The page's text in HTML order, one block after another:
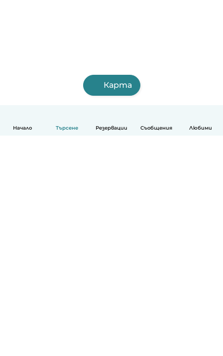
Начало Търсене Резервации Съобщения Любими
Карта